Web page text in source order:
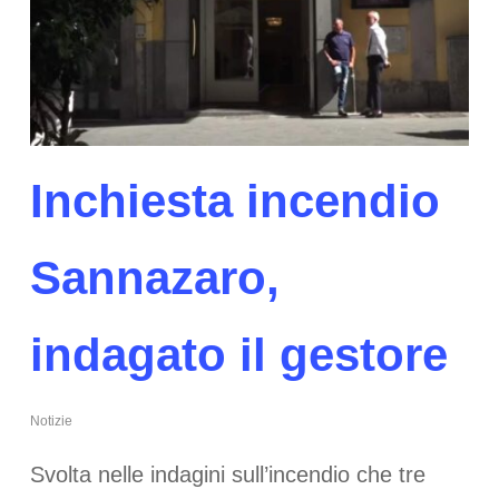
Inchiesta incendio
Sannazaro,
indagato il gestore
Notizie
Svolta nelle indagini sull’incendio che tre